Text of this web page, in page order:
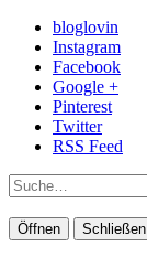
bloglovin
Instagram
Facebook
Google +
Pinterest
Twitter
RSS Feed
Suche
Öffnen Schließen